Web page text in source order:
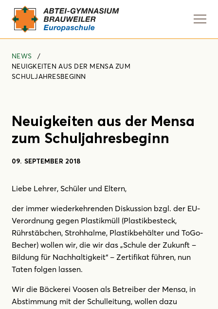
NEWS
NEUIGKEITEN AUS DER MENSA ZUM
SCHULJAHRESBEGINN
Neuigkeiten aus der Mensa
zum Schuljahresbeginn
09. SEPTEMBER 2018
Liebe Lehrer, Schüler und Eltern,
der immer wiederkehrenden Diskussion bzgl. der EU-
Verordnung gegen Plastikmüll (Plastikbesteck,
Rührstäbchen, Strohhalme, Plastikbehälter und ToGo-
Becher) wollen wir, die wir das „Schule der Zukunft –
Bildung für Nachhaltigkeit“ – Zertifikat führen, nun
Taten folgen lassen.
Wir die Bäckerei Voosen als Betreiber der Mensa, in
Abstimmung mit der Schulleitung, wollen dazu